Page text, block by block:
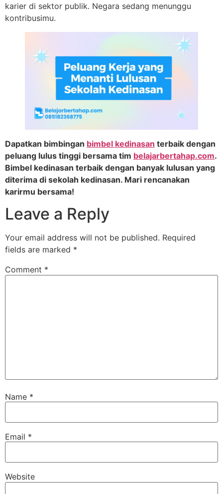
karier di sektor publik. Negara sedang menunggu
kontribusimu.
Dapatkan bimbingan bimbel kedinasan terbaik dengan
peluang lulus tinggi bersama tim belajarbertahap.com.
Bimbel kedinasan terbaik dengan banyak lulusan yang
diterima di sekolah kedinasan. Mari rencanakan
karirmu bersama!
Leave a Reply
Your email address will not be published. Required
fields are marked *
Comment *
Name *
Email *
Website